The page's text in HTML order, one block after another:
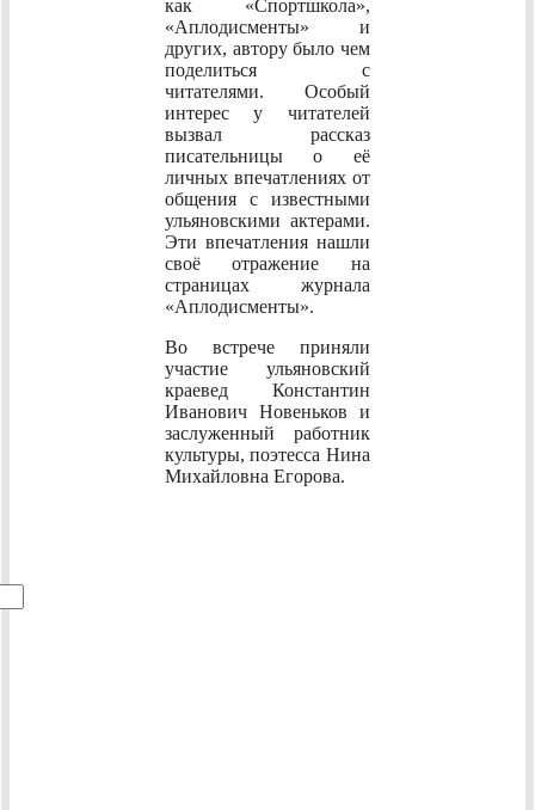
как «Спортшкола»,
«Аплодисменты» и
других, автору было чем
поделиться с
читателями. Особый
интерес у читателей
вызвал рассказ
писательницы о её
личных впечатлениях от
общения с известными
ульяновскими актерами.
Эти впечатления нашли
своё отражение на
страницах журнала
«Аплодисменты».
Во встрече приняли
участие ульяновский
краевед Константин
Иванович Новеньков и
заслуженный работник
культуры, поэтесса Нина
Михайловна Егорова.